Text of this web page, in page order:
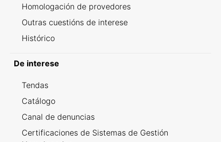
Homologación de provedores
Outras cuestións de interese
Histórico
De interese
Tendas
Catálogo
Canal de denuncias
Certificaciones de Sistemas de Gestión